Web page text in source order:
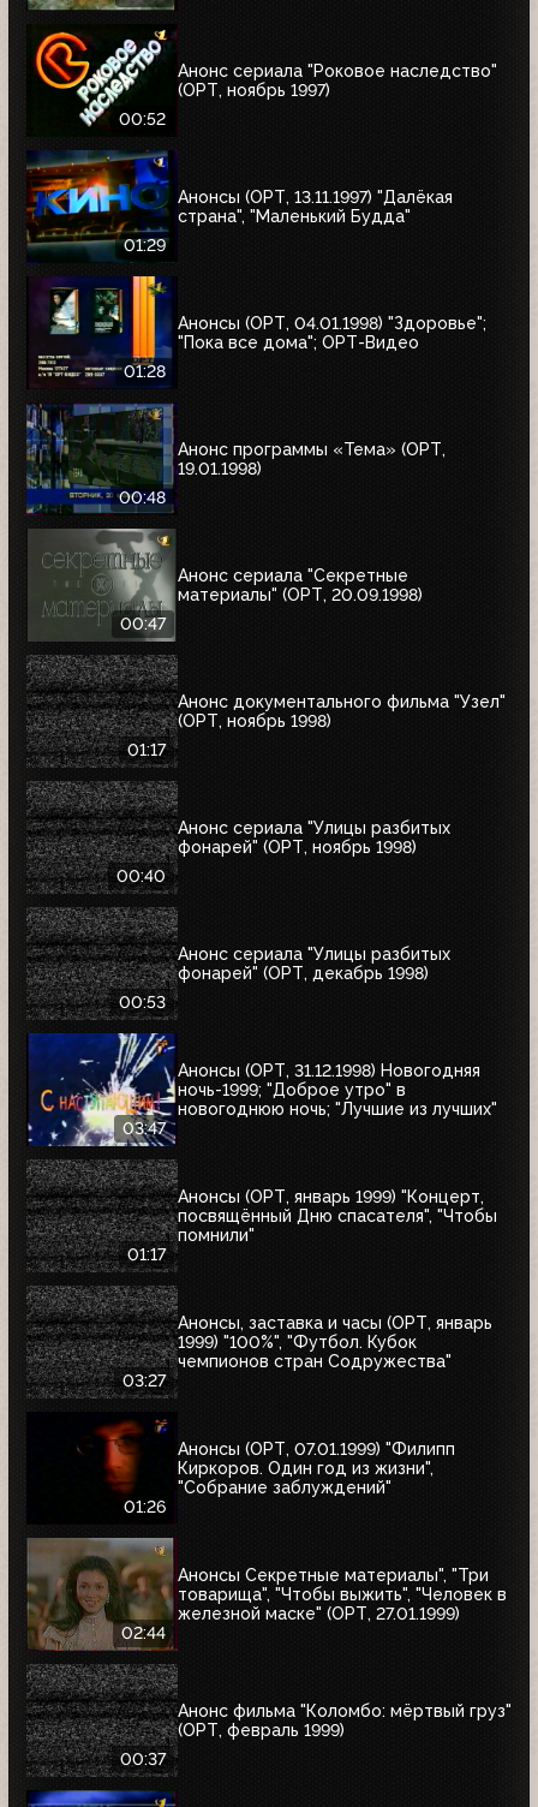
00:52
Анонс сериала "Роковое наследство"
(ОРТ, ноябрь 1997)
01:29
Анонсы (ОРТ, 13.11.1997) "Далёкая
страна", "Маленький Будда"
01:28
Анонсы (ОРТ, 04.01.1998) "Здоровье";
"Пока все дома"; ОРТ-Видео
00:48
Анонс программы «Тема» (ОРТ,
19.01.1998)
00:47
Анонс сериала "Секретные
материалы" (ОРТ, 20.09.1998)
01:17
Анонс документального фильма "Узел"
(ОРТ, ноябрь 1998)
00:40
Анонс сериала "Улицы разбитых
фонарей" (ОРТ, ноябрь 1998)
00:53
Анонс сериала "Улицы разбитых
фонарей" (ОРТ, декабрь 1998)
03:47
Анонсы (ОРТ, 31.12.1998) Новогодняя
ночь-1999; "Доброе утро" в
новогоднюю ночь; "Лучшие из лучших"
01:17
Анонсы (ОРТ, январь 1999) "Концерт,
посвящённый Дню спасателя", "Чтобы
помнили"
03:27
Анонсы, заставка и часы (ОРТ, январь
1999) "100%", "Футбол. Кубок
чемпионов стран Содружества"
01:26
Анонсы (ОРТ, 07.01.1999) "Филипп
Киркоров. Один год из жизни",
"Собрание заблуждений"
02:44
Анонсы Секретные материалы", "Три
товарища", "Чтобы выжить", "Человек в
железной маске" (ОРТ, 27.01.1999)
00:37
Анонс фильма "Коломбо: мёртвый груз"
(ОРТ, февраль 1999)